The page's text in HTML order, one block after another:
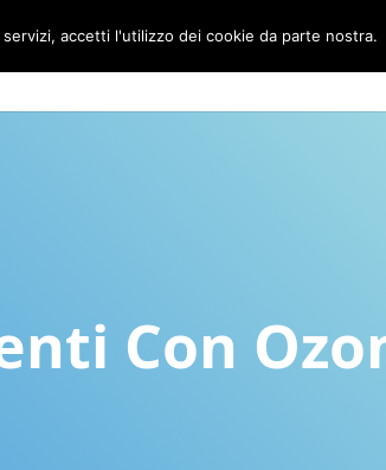
Con
accetti l'utilizzo dei cookie da parte nostra.